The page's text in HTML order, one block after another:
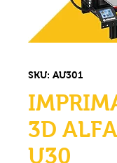
SKU: AU301
3D
U30